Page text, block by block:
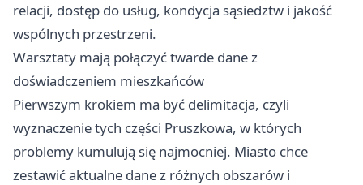
relacji, dostęp do usług, kondycja sąsiedztw i jakość
wspólnych przestrzeni.
Warsztaty mają połączyć twarde dane z
doświadczeniem mieszkańców
Pierwszym krokiem ma być delimitacja, czyli
wyznaczenie tych części Pruszkowa, w których
problemy kumulują się najmocniej. Miasto chce
zestawić aktualne dane z różnych obszarów i